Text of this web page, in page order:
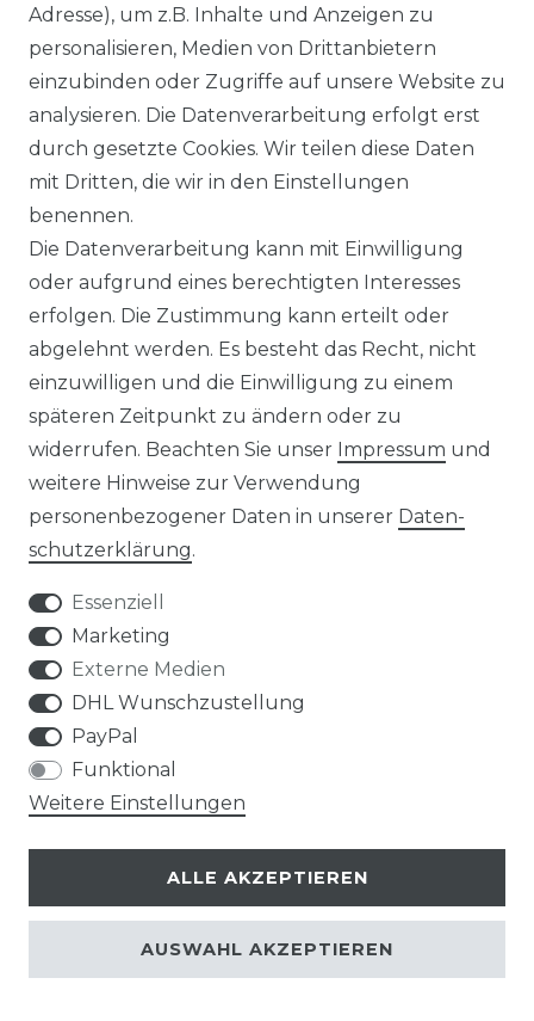
DATENSCHUTZERKLÄRUNG
BARRIEREFREIHEITSERKLÄRUNG
ONLINE-KAUFBERATER
MONTAGESERVICE
VERSANDKOSTEN
BEZAHLUNG
KLIMA- UND UMWELTSCHUTZ
LEXIKON
UNTERNEHMEN
ÜBER UNS
MAGAZIN
HERSTELLER
REFERENZEN
Adresse), um z.B. Inhalte und Anzeigen zu
personalisieren, Medien von Drittanbietern
einzubinden oder Zugriffe auf unsere Website zu
analysieren. Die Datenverarbeitung erfolgt erst
durch gesetzte Cookies. Wir teilen diese Daten
mit Dritten, die wir in den Einstellungen
benennen.
Die Datenverarbeitung kann mit Einwilligung
oder aufgrund eines berechtigten Interesses
erfolgen. Die Zustimmung kann erteilt oder
abgelehnt werden. Es besteht das Recht, nicht
einzuwilligen und die Einwilligung zu einem
späteren Zeitpunkt zu ändern oder zu
widerrufen. Beachten Sie unser Impressum und
weitere Hinweise zur Verwendung
personenbezogener Daten in unserer Daten­
schutz­erklärung.
Essenziell
Marketing
Externe Medien
DHL Wunschzustellung
PayPal
Funktional
Weitere Einstellungen
ALLE AKZEPTIEREN
AUSWAHL AKZEPTIEREN